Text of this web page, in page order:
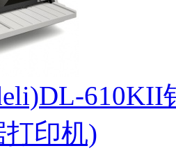
610KII
印机)